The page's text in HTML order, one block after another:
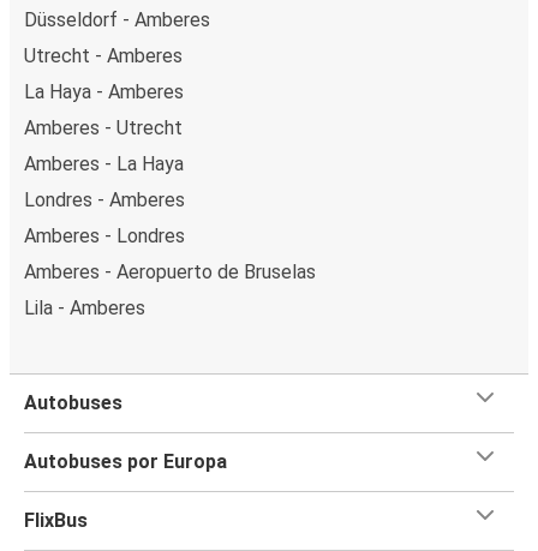
Düsseldorf - Amberes
Utrecht - Amberes
La Haya - Amberes
Amberes - Utrecht
Amberes - La Haya
Londres - Amberes
Amberes - Londres
Amberes - Aeropuerto de Bruselas
Lila - Amberes
Autobuses
Autobuses por Europa
FlixBus